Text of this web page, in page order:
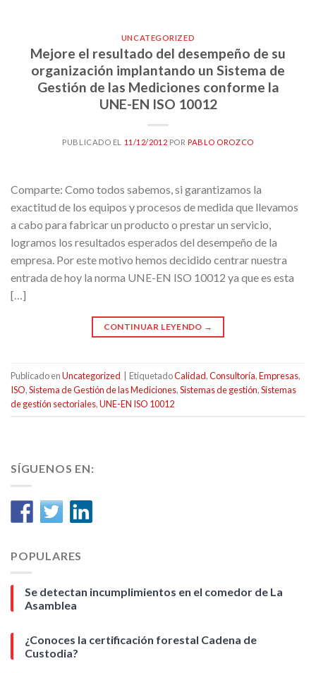
UNCATEGORIZED
Mejore el resultado del desempeño de su
organización implantando un Sistema de
Gestión de las Mediciones conforme la
UNE-EN ISO 10012
PUBLICADO EL 11/12/2012 POR PABLO OROZCO
Comparte: Como todos sabemos, si garantizamos la
exactitud de los equipos y procesos de medida que llevamos
a cabo para fabricar un producto o prestar un servicio,
logramos los resultados esperados del desempeño de la
empresa. Por este motivo hemos decidido centrar nuestra
entrada de hoy la norma UNE-EN ISO 10012 ya que es esta
[…]
CONTINUAR LEYENDO →
Publicado enUncategorized EtiquetadoCalidad,Consultoría,Empresas,
ISO,Sistema de Gestión de las Mediciones,Sistemas de gestión,Sistemas
de gestión sectoriales,UNE-EN ISO 10012
SÍGUENOS EN:
POPULARES
Se detectan incumplimientos en el comedor de La
Asamblea
¿Conoces la certificación forestal Cadena de
Custodia?